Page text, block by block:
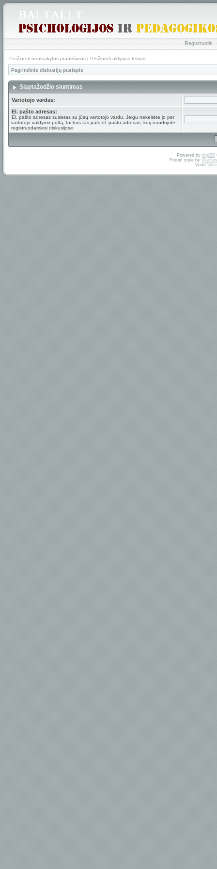
Registruotis
Peržiūrėti neatsakytus pranešimus | Peržiūrėti aktyvias temas
Pagrindinis diskusijų puslapis
Slaptažodžio siuntimas
Vartotojo vardas:
El. pašto adresas:
El. pašto adresas susietas su jūsų vartotojo vardu. Jeigu nekeitėte jo per
vartotojo valdymo pultą, tai bus tas pats el. pašto adresas, kurį naudojote
registruodamiesi diskusijose.
Powered by phpBB
Forum style by
Vertė